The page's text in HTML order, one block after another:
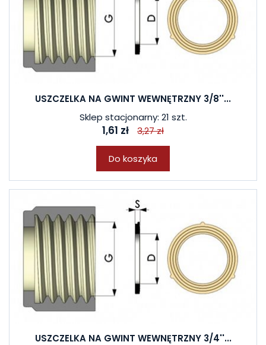
USZCZELKA NA GWINT WEWNĘTRZNY 3/8''...
Sklep stacjonarny: 21 szt.
1,61 zł 3,27 zł
Do koszyka
USZCZELKA NA GWINT WEWNĘTRZNY 3/4''...